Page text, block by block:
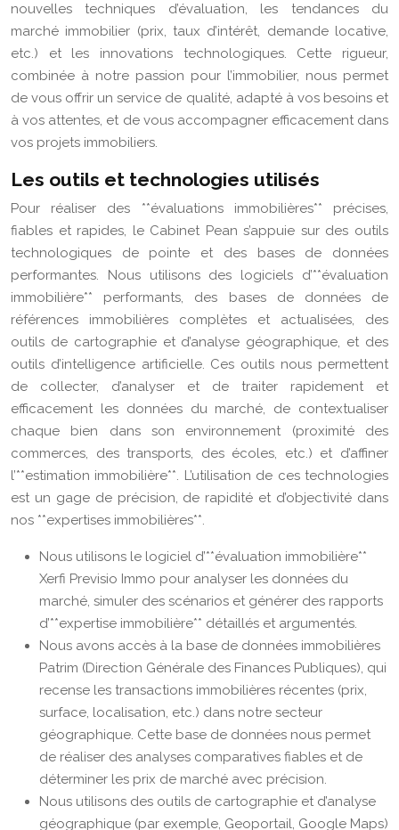
nouvelles techniques d’évaluation, les tendances du
marché immobilier (prix, taux d’intérêt, demande locative,
etc.) et les innovations technologiques. Cette rigueur,
combinée à notre passion pour l’immobilier, nous permet
de vous offrir un service de qualité, adapté à vos besoins et
à vos attentes, et de vous accompagner efficacement dans
vos projets immobiliers.
Les outils et technologies utilisés
Pour réaliser des **évaluations immobilières** précises,
fiables et rapides, le Cabinet Pean s’appuie sur des outils
technologiques de pointe et des bases de données
performantes. Nous utilisons des logiciels d’**évaluation
immobilière** performants, des bases de données de
références immobilières complètes et actualisées, des
outils de cartographie et d’analyse géographique, et des
outils d’intelligence artificielle. Ces outils nous permettent
de collecter, d’analyser et de traiter rapidement et
efficacement les données du marché, de contextualiser
chaque bien dans son environnement (proximité des
commerces, des transports, des écoles, etc.) et d’affiner
l’**estimation immobilière**. L’utilisation de ces technologies
est un gage de précision, de rapidité et d’objectivité dans
nos **expertises immobilières**.
Nous utilisons le logiciel d’**évaluation immobilière**
Xerfi Previsio Immo pour analyser les données du
marché, simuler des scénarios et générer des rapports
d’**expertise immobilière** détaillés et argumentés.
Nous avons accès à la base de données immobilières
Patrim (Direction Générale des Finances Publiques), qui
recense les transactions immobilières récentes (prix,
surface, localisation, etc.) dans notre secteur
géographique. Cette base de données nous permet
de réaliser des analyses comparatives fiables et de
déterminer les prix de marché avec précision.
Nous utilisons des outils de cartographie et d’analyse
géographique (par exemple, Geoportail, Google Maps)